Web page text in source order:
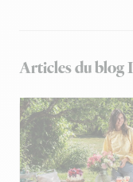
Articles du blog